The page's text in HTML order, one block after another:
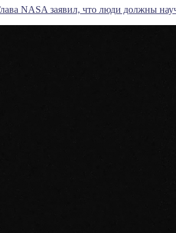
NASA заявил, что люди должны